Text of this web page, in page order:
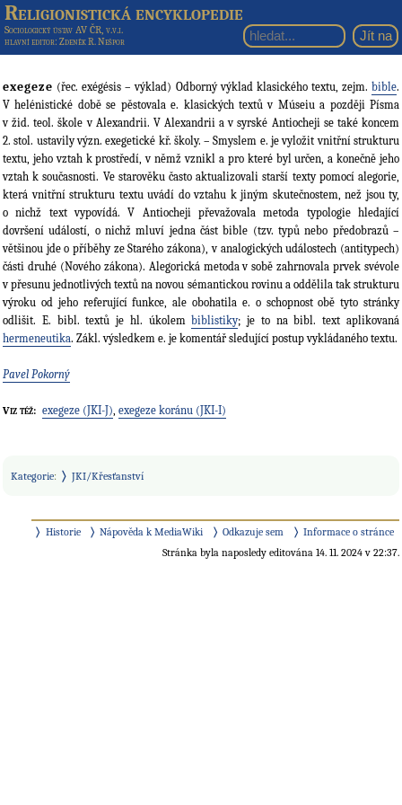
Religionistická encyklopedie
Sociologický ústav AV ČR, v.v.i.
hlavní editor: Zdeněk R. Nešpor
exegeze (řec. exégésis – výklad) Odborný výklad klasického textu, zejm. bible.
V helénistické době se pěstovala e. klasických textů v Múseiu a později Písma
v žid. teol. škole v Alexandrii. V Alexandrii a v syrské Antiocheji se také koncem
2. stol. ustavily význ. exegetické kř. školy. – Smyslem e. je vyložit vnitřní strukturu
textu, jeho vztah k prostředí, v němž vznikl a pro které byl určen, a konečně jeho
vztah k současnosti. Ve starověku často aktualizovali starší texty pomocí alegorie,
která vnitřní strukturu textu uvádí do vztahu k jiným skutečnostem, než jsou ty,
o nichž text vypovídá. V Antiocheji převažovala metoda typologie hledající
dovršení událostí, o nichž mluví jedna část bible (tzv. typů nebo předobrazů –
většinou jde o příběhy ze Starého zákona), v analogických událostech (antitypech)
části druhé (Nového zákona). Alegorická metoda v sobě zahrnovala prvek svévole
v přesunu jednotlivých textů na novou sémantickou rovinu a oddělila tak strukturu
výroku od jeho referující funkce, ale obohatila e. o schopnost obě tyto stránky
odlišit. E. bibl. textů je hl. úkolembiblistiky; je to na bibl. text aplikovaná
hermeneutika. Zákl. výsledkem e. je komentář sledující postup vykládaného textu.
Pavel Pokorný
Viz též: exegeze (JKI-J), exegeze koránu (JKI-I)
Kategorie: JKI/Křesťanství
Historie Nápověda k MediaWiki Odkazuje sem
Informace o stránce
Stránka byla naposledy editována 14. 11. 2024 v 22:37.